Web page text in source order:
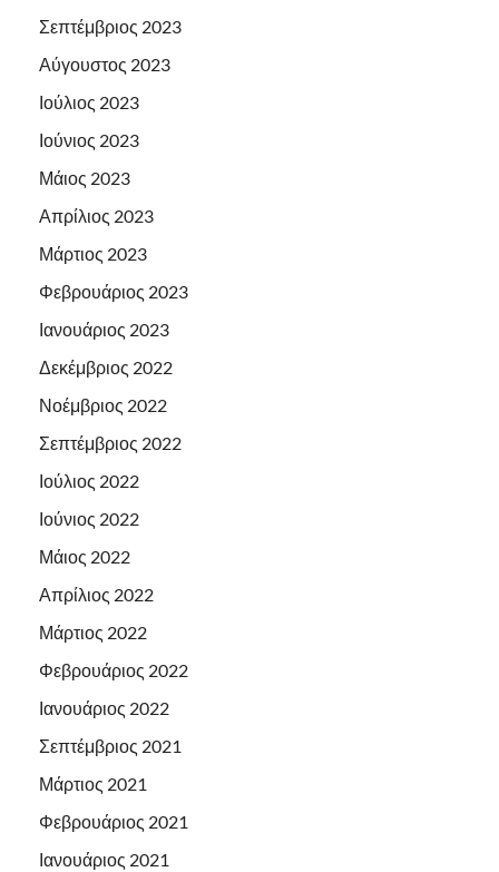
Σεπτέμβριος 2023
Αύγουστος 2023
Ιούλιος 2023
Ιούνιος 2023
Μάιος 2023
Απρίλιος 2023
Μάρτιος 2023
Φεβρουάριος 2023
Ιανουάριος 2023
Δεκέμβριος 2022
Νοέμβριος 2022
Σεπτέμβριος 2022
Ιούλιος 2022
Ιούνιος 2022
Μάιος 2022
Απρίλιος 2022
Μάρτιος 2022
Φεβρουάριος 2022
Ιανουάριος 2022
Σεπτέμβριος 2021
Μάρτιος 2021
Φεβρουάριος 2021
Ιανουάριος 2021